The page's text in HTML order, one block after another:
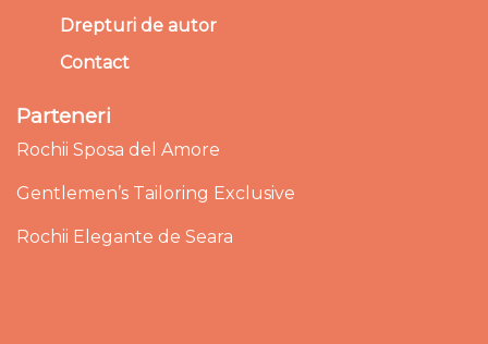
Drepturi de autor
Contact
Parteneri
Rochii Sposa del Amore
Gentlemen’s Tailoring Exclusive
Rochii Elegante de Seara